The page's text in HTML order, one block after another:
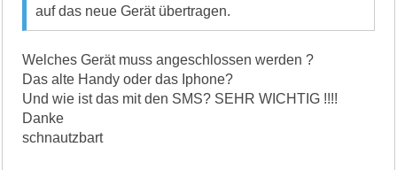
auf das neue Gerät übertragen.
Welches Gerät muss angeschlossen werden ?
Das alte Handy oder das Iphone?
Und wie ist das mit den SMS? SEHR WICHTIG !!!!
Danke
schnautzbart